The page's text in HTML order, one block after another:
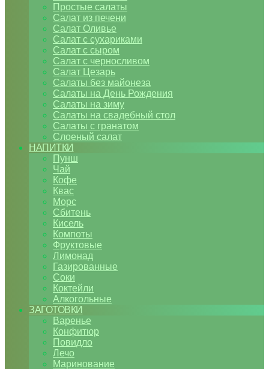
Простые салаты
Салат из печени
Салат Оливье
Салат с сухариками
Салат с сыром
Салат с черносливом
Салат Цезарь
Салаты без майонеза
Салаты на День Рождения
Салаты на зиму
Салаты на свадебный стол
Салаты с гранатом
Слоеный салат
НАПИТКИ
Пунш
Чай
Кофе
Квас
Морс
Сбитень
Кисель
Компоты
Фруктовые
Лимонад
Газированные
Соки
Коктейли
Алкогольные
ЗАГОТОВКИ
Варенье
Конфитюр
Повидло
Лечо
Маринование